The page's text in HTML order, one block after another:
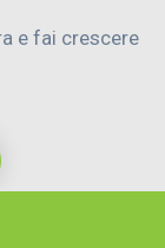
e fai crescere